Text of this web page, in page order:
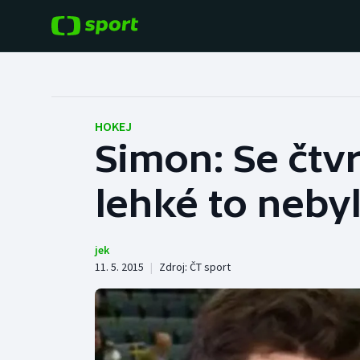
Hokej
Tenis
Cyklistika
Baseball a softbal
Basketbal
Boby a skeleton
HOKEJ
Simon: Se
lehké to
jek
11. 5. 2015 | Zdroj: ČT sport